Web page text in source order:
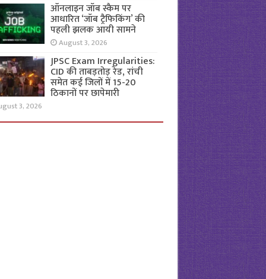
ऑनलाइन जॉब स्कैम पर
आधारित ‘जॉब ट्रैफिकिंग’ की
पहली झलक आयी सामने
August 3, 2026
JPSC Exam Irregularities:
CID की ताबड़तोड़ रेड, रांची
समेत कई जिलों में 15-20
ठिकानों पर छापेमारी
3, 2026